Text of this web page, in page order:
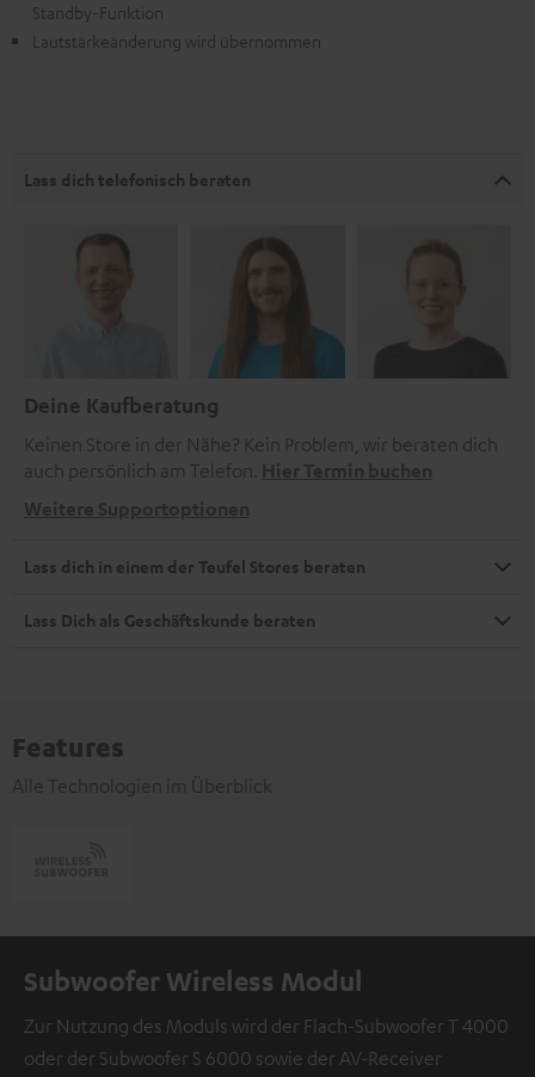
Standby-Funktion
Lautstärkeänderung wird übernommen
Lass dich telefonisch beraten
Deine Kaufberatung
Keinen Store in der Nähe? Kein Problem, wir beraten dich
auch persönlich am Telefon. Hier Termin buchen
Weitere Supportoptionen
Lass dich in einem der Teufel Stores beraten
Lass Dich als Geschäftskunde beraten
Features
Alle Technologien im Überblick
Subwoofer Wireless Modul
Zur Nutzung des Moduls wird der Flach-Subwoofer T 4000
oder der Subwoofer S 6000 sowie der AV-Receiver